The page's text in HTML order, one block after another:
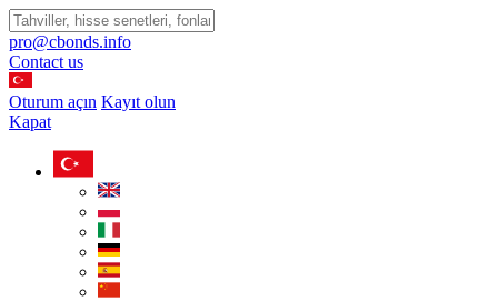
pro@cbonds.info
Contact us
Oturum açın Kayıt olun
Kapat